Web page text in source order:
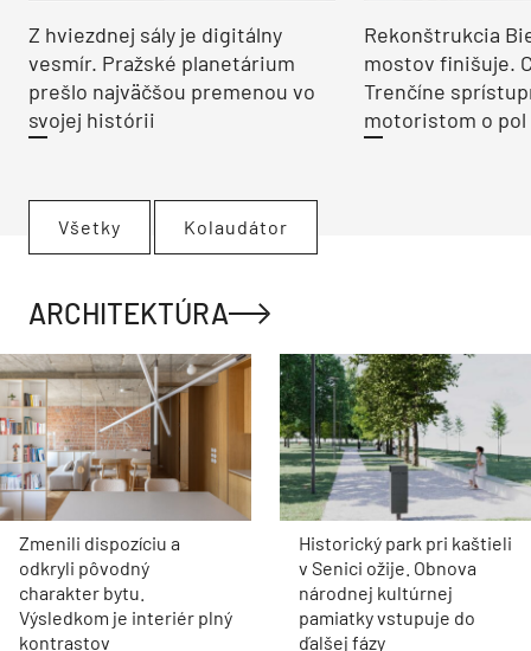
Z hviezdnej sály je digitálny
vesmír. Pražské planetárium
prešlo najväčšou premenou vo
svojej histórii
Rekonštrukcia
mostov finišuje.
Trenčíne
motoristom o pol
Všetky Kolaudátor
ARCHITEKTÚRA
Zmenili dispozíciu a
odkryli pôvodný
charakter bytu.
Výsledkom je interiér plný
kontrastov
Historický park pri kaštieli
v Senici ožije. Obnova
národnej kultúrnej
pamiatky vstupuje do
ďalšej fázy